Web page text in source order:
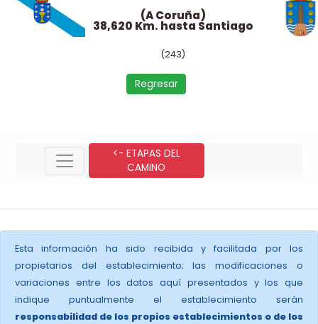
(A Coruña)
38,620 Km. hasta Santiago
(243)
Regresar
<- ETAPAS DEL
CAMINO
Esta información ha sido recibida y facilitada por los
propietarios del establecimiento; las modificaciones o
variaciones entre los datos aquí presentados y los que
indique puntualmente el establecimiento serán
responsabilidad de los propios establecimientos o de los